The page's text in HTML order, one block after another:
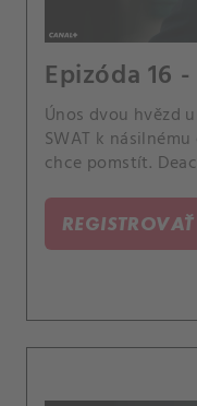
Epizóda 16
Únos dvou hvězd
SWAT k
chce pomstít.
REGISTROVAŤ